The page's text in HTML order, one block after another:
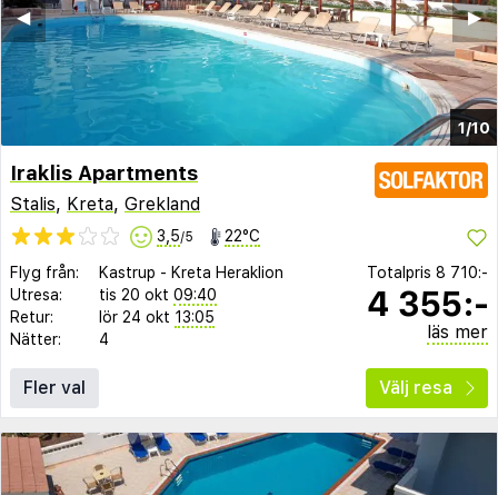
1/10
▶︎
◀︎
Iraklis Apartments
Stalis, Kreta, Grekland
3,5/5 22°C
Flyg från: Kastrup - Kreta Heraklion
Utresa:
tis 20 okt 09:40
Retur:
lör 24 okt 13:05
Nätter:
4
Totalpris 8 710:-
4 355:-
läs mer
Fler val Välj resa